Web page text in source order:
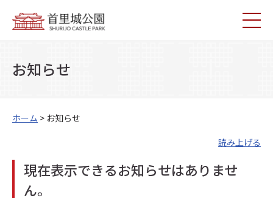
お知らせ
ホーム > お知らせ
読み上げる
現在表示できるお知らせはありませ
ん。